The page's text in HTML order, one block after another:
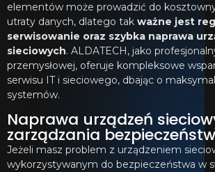
elementów może prowadzić do
utraty danych, dlatego tak ważne jest
serwisowanie oraz szybka naprawa
sieciowych. ALDATECH, jako
przemysłowej, oferuje kompleksowe
serwisu IT i sieciowego, dbając o
systemów.
Naprawa urządzeń
zarządzania
Jeżeli masz problem z urządzeniem
wykorzystywanym do bezpieczeństwa w